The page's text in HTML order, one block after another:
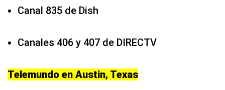
Canal 835 de Dish
Canales 406 y 407 de DIRECTV
Telemundo en Austin, Texas